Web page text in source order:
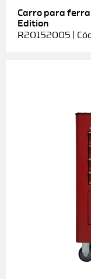
Carro para
Edition
R20152005 |